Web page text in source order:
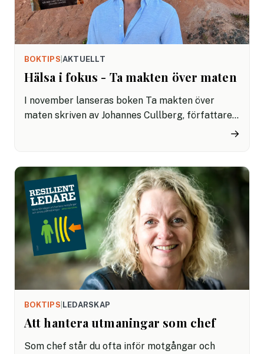
BOKTIPS AKTUELLT
Hälsa i fokus - Ta makten över maten
I november lanseras boken Ta makten över
maten skriven av Johannes Cullberg, författaren
→
BOKTIPS LEDARSKAP
Att hantera utmaningar som chef
Som chef står du ofta inför motgångar och